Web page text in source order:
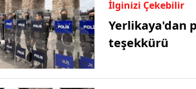
İlginizi Çekebilir
Yerlikaya'dan
teşekkürü